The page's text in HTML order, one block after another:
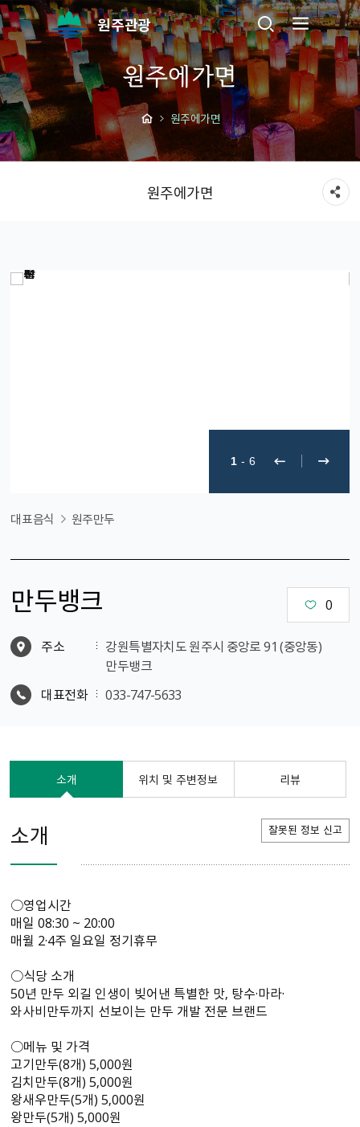
원주관광
원주에가면
원주에가면
원주에가면
1 - 6
대표음식 원주만두
만두뱅크 0
주소
강원특별자치도 원주시 중앙로 91 (중앙동)
만두뱅크
대표전화
033-747-5633
소개 위치 및 주변정보 리뷰
소개 잘못된 정보 신고
○영업시간
매일 08:30 ~ 20:00
매월 2·4주 일요일 정기휴무
○식당 소개
50년 만두 외길 인생이 빚어낸 특별한 맛, 탕수·마라·
와사비만두까지 선보이는 만두 개발 전문 브랜드
○메뉴 및 가격
고기만두(8개) 5,000원
김치만두(8개) 5,000원
왕새우만두(5개) 5,000원
왕만두(5개) 5,000원